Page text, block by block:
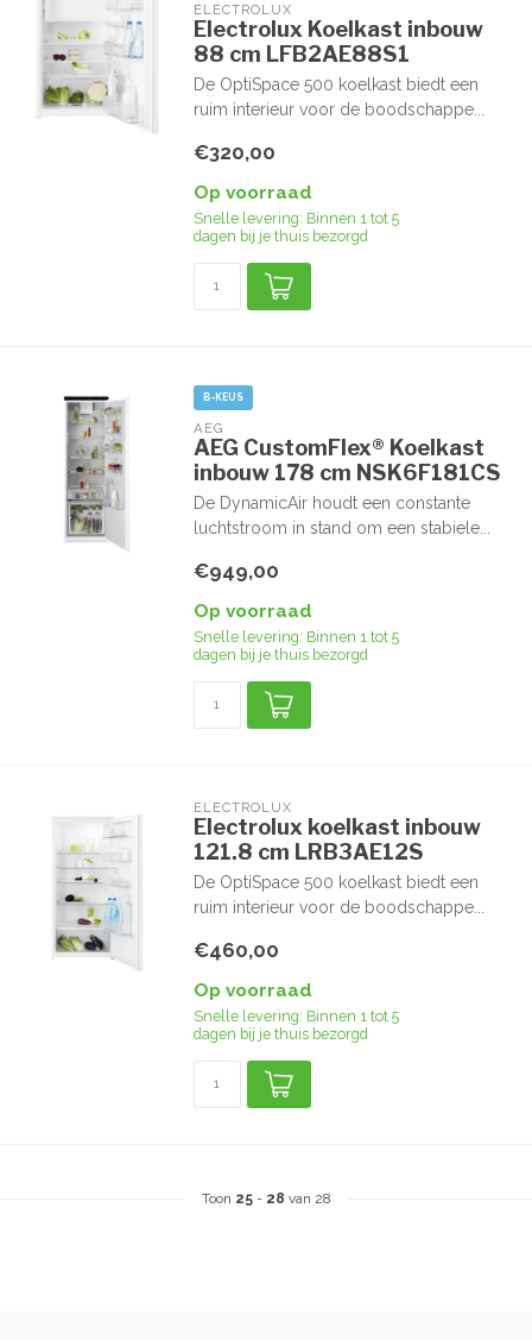
ELECTROLUX
Electrolux Koelkast inbouw
88 cm LFB2AE88S1
De OptiSpace 500 koelkast biedt een
ruim interieur voor de boodschappe...
€320,00
Op voorraad
Snelle levering: Binnen 1 tot 5
dagen bij je thuis bezorgd
B-KEUS
AEG
AEG CustomFlex® Koelkast
inbouw 178 cm NSK6F181CS
De DynamicAir houdt een constante
luchtstroom in stand om een stabiele...
€949,00
Op voorraad
Snelle levering: Binnen 1 tot 5
dagen bij je thuis bezorgd
ELECTROLUX
Electrolux koelkast inbouw
121.8 cm LRB3AE12S
De OptiSpace 500 koelkast biedt een
ruim interieur voor de boodschappe...
€460,00
Op voorraad
Snelle levering: Binnen 1 tot 5
dagen bij je thuis bezorgd
Toon 25- 28 van 28